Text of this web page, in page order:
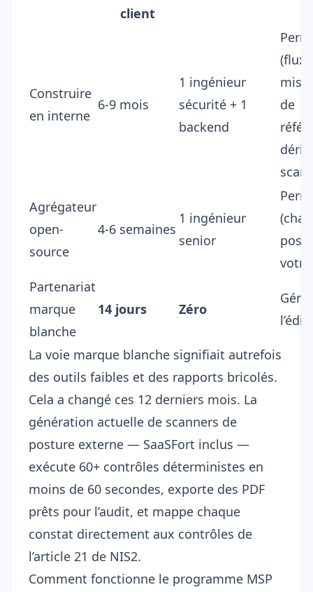
client
Construire
en interne
6-9 mois
1 ingénieur
sécurité + 1
backend
(flux
de
Agrégateur
open-
source
4-6 semaines
1 ingénieur
senior
Partenariat
marque
blanche
14 jours Zéro
La voie marque blanche signifiait autrefois
des outils faibles et des rapports bricolés.
Cela a changé ces 12 derniers mois. La
génération actuelle de scanners de
posture externe — SaaSFort inclus —
exécute 60+ contrôles déterministes en
moins de 60 secondes, exporte des PDF
prêts pour l’audit, et mappe chaque
constat directement aux contrôles de
l’article 21 de NIS2.
Comment fonctionne le programme MSP